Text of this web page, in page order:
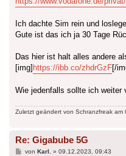
Ich dachte Sim rein und
Gute ist das ich ja 30 Tage
Das hier ist halt alles andere
[img] https://ibb.co/zhdrGzF[/
Wie jedenfalls sollte ich weiter
Zuletzt geändert von Schranzfreak am
Re: Gigabube 5G
Beitrag
von Karl. » 09.12.2023, 09:43